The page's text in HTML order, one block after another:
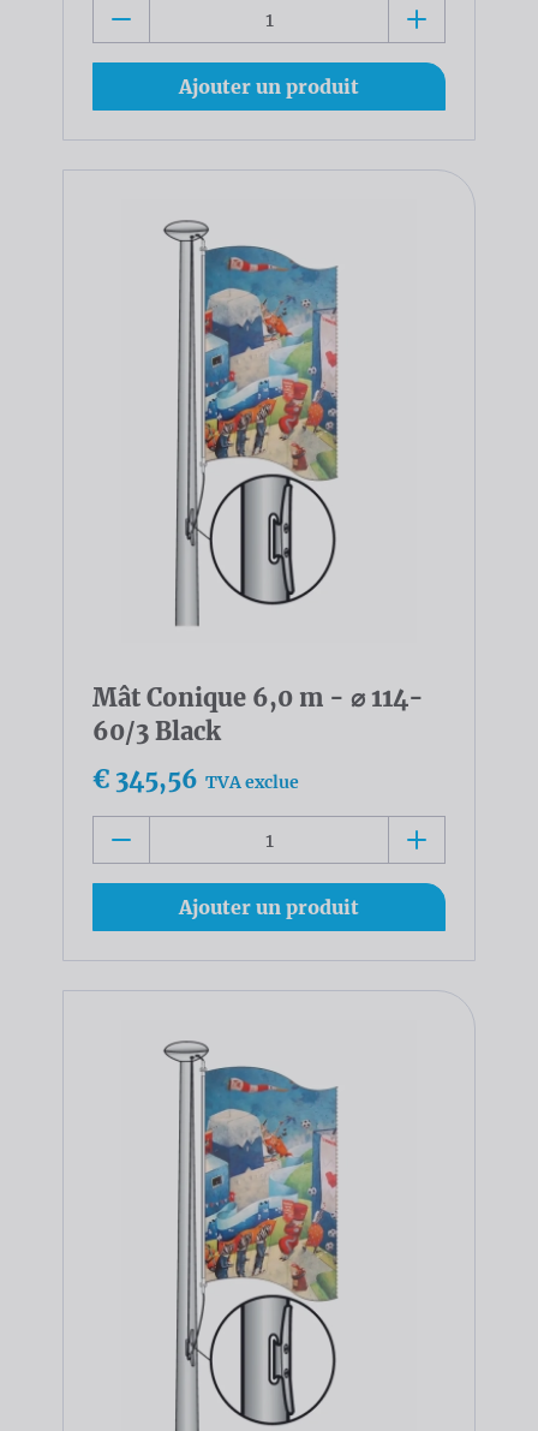
Ajouter un produit
Mât Conique 6,0 m - ⌀ 114-
60/3 Black
€ 345,56 TVA exclue
Ajouter un produit